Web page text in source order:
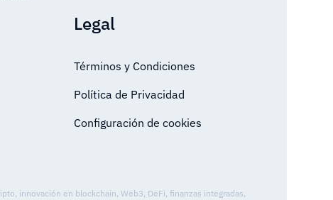
Legal
Términos y Condiciones
Política de Privacidad
Configuración de cookies
innovación en blockchain, Web3, DeFi, finanzas integradas,